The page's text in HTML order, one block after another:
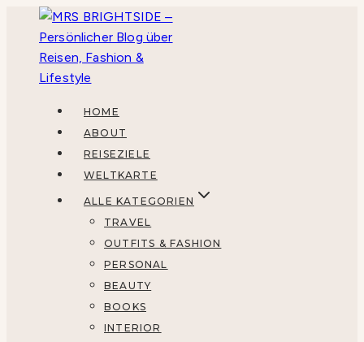
springen
HOME
ABOUT
REISEZIELE
WELTKARTE
ALLE KATEGORIEN
TRAVEL
OUTFITS & FASHION
PERSONAL
BEAUTY
BOOKS
INTERIOR